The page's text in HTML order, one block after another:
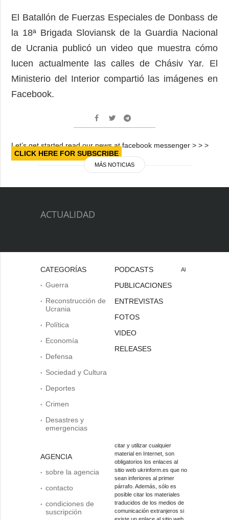
El Batallón de Fuerzas Especiales de Donbass de
la 18ª Brigada Sloviansk de la Guardia Nacional
de Ucrania publicó un video que muestra cómo
lucen actualmente las calles de Chásiv Yar. El
Ministerio del Interior compartió las imágenes en
Facebook.
Let’s get started read our news at facebook messenger > > >
CLICK HERE FOR SUBSCRIBE
MÁS NOTICIAS
ACTUALIDAD
CATEGORÍAS
Guerra
Reconstrucción de
Ucrania
Política
Economía
Defensa
Sociedad y Cultura
Deportes
Crimen
Desastres y
emergencias
AGENCIA
sobre la agencia
contacto
condiciones de
suscripción
PODCASTS
PUBLICACIONES
ENTREVISTAS
FOTOS
VIDEO
RELEASES
Al
citar y utilizar cualquier
material en Internet, son
obligatorios los enlaces al
sitio web ukrinform.es que no
sean inferiores al primer
párrafo. Además, sólo es
posible citar los materiales
traducidos de los medios de
comunicación extranjeros si
existe un enlace al sitio web